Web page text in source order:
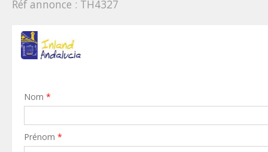
Réf annonce : TH4327
Nom *
Prénom *